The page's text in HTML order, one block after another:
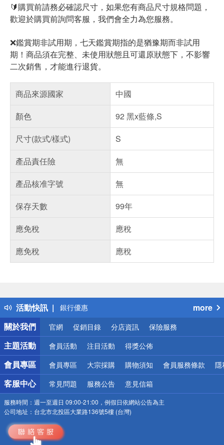
🔰購買前請務必確認尺寸，如果您有商品尺寸規格問題，
歡迎於購買前詢問客服，我們會全力為您服務。
❌鑑賞期非試用期，七天鑑賞期指的是猶豫期而非試用
期！商品須在完整、未使用狀態且可還原狀態下，不影響
二次銷售，才能進行退貨。
商品來源國家
中國
顏色
92 黑x藍條,S
尺寸(款式/樣式)
S
產品責任險
無
產品核准字號
無
保存天數
99年
應免稅
應稅
應免稅
應稅
活動快訊
偏遠地區配送
熱門話題
銀行優惠
偏遠地區配送
詐騙網頁！請小心！
more
關於我們
官網 促銷目錄 分店資訊 保險服務
主題活動 會員活動 注目活動 得獎公佈
會員專區 會員專區 大宗採購 購物須知 會員服務條款 隱
客服中心 常見問題 服務公告 意見信箱
服務時間： 週一至週日 09:00-21:00，例假日依網站公告為主
公司地址： 台北市北投區大業路136號5樓 (台灣)